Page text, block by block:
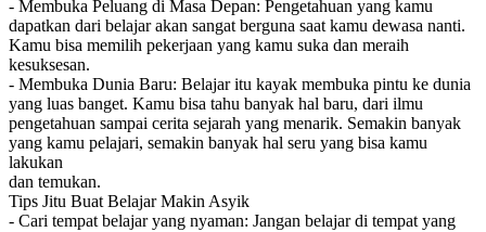
- Membuka Peluang di Masa Depan: Pengetahuan yang kamu
dapatkan dari belajar akan sangat berguna saat kamu dewasa nanti.
Kamu bisa memilih pekerjaan yang kamu suka dan meraih
kesuksesan.
- Membuka Dunia Baru: Belajar itu kayak membuka pintu ke dunia
yang luas banget. Kamu bisa tahu banyak hal baru, dari ilmu
pengetahuan sampai cerita sejarah yang menarik. Semakin banyak
yang kamu pelajari, semakin banyak hal seru yang bisa kamu
lakukan
dan temukan.
Tips Jitu Buat Belajar Makin Asyik
- Cari tempat belajar yang nyaman: Jangan belajar di tempat yang